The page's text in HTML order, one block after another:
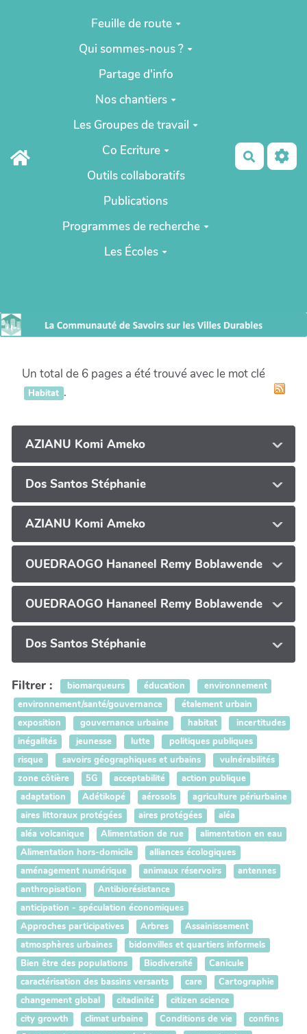
Aller au contenu principal
Feuille de route
Qui sommes-nous ?
Partage d'info
Nos chantiers
Les Groupes de travail
Co Ecriture
Outils collaboratifs
Publications
Programmes de recherche
Les Écoles
Un total de 6 pages a été trouvé avec le mot clé
Habitat .
AZIANU Komi Ameko
Dos Santos Stéphanie
AZIANU Komi Ameko
OUEDRAOGO Hananeel Remy Boblawende
OUEDRAOGO Hananeel Remy Boblawende
Dos Santos Stéphanie
Filtrer : biomarqueurs éducation
environnement
environnement/santé/gouvernance
étalement urbain
exposition
gouvernance urbaine habitat
incertitudes
inégalités
jeunesse lutte
politiques publiques
risque
savoirs géographiques et urbains
vulnérabilités
zone côtière
5G acceptabilité
action publique
adaptation
Adétikopé aérosols
agriculture périurbaine
aires littoraux protégées
aires protégées
aléa
aléa volcanique
Alimentation de rue
alimentation en eau
Alimentation hors-domicile
alliances écologiques
aménagement numérique
animaux réservoirs
antennes
anthropisation
Antibiorésistance
anticipation - spéculation économiques
Approches participatives
Arbres
Assainissement
atmosphères urbaines
bidonvilles et quartiers informels
Bien être des populations
Biodiversité
Canicule
caractérisation des bassins versants
care
Cartographie
changement global
citadinité
citizen science
city growth
climat urbaine Conditions de vie
confins